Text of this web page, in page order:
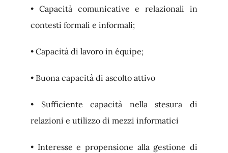
• Capacità comunicative e relazionali in
contesti formali e informali;
• Capacità di lavoro in équipe;
• Buona capacità di ascolto attivo
• Sufficiente capacità nella stesura di
relazioni e utilizzo di mezzi informatici
• Interesse e propensione alla gestione di